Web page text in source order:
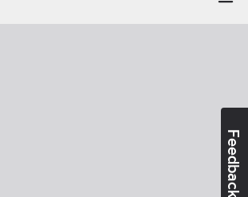
Feedback